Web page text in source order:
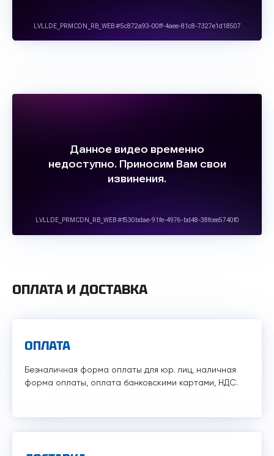
ОПЛАТА И ДОСТАВКА
ОПЛАТА
Безналичная форма оплаты для юр. лиц, наличная
форма оплаты, оплата банковскими картами, НДС.